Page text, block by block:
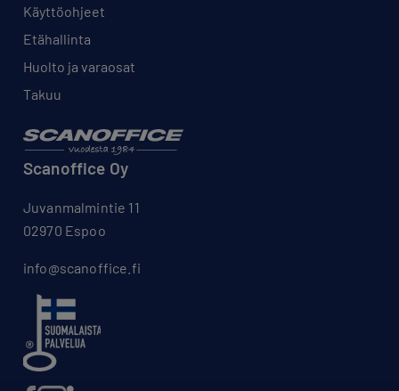
Käyttöohjeet
Etähallinta
Huolto ja varaosat
Takuu
Scanoffice Oy
Juvanmalmintie 11
02970 Espoo
info@scanoffice.fi